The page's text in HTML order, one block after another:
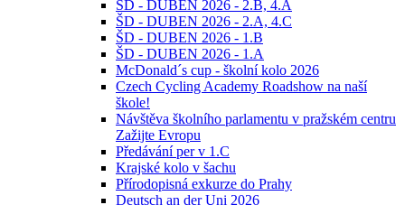
ŠD - DUBEN 2026 - 2.B, 4.A
ŠD - DUBEN 2026 - 2.A, 4.C
ŠD - DUBEN 2026 - 1.B
ŠD - DUBEN 2026 - 1.A
McDonald´s cup - školní kolo 2026
Czech Cycling Academy Roadshow na naší
škole!
Návštěva školního parlamentu v pražském centru
Zažijte Evropu
Předávání per v 1.C
Krajské kolo v šachu
Přírodopisná exkurze do Prahy
Deutsch an der Uni 2026